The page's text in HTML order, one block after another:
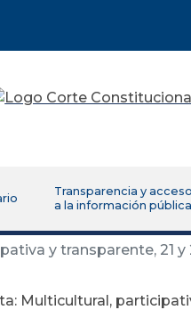
Transparencia y acceso
a la información pública
y transparente, 21
Multicultural,